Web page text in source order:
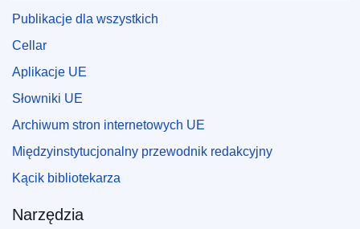
Publikacje dla wszystkich
Cellar
Aplikacje UE
Słowniki UE
Archiwum stron internetowych UE
Międzyinstytucjonalny przewodnik redakcyjny
Kącik bibliotekarza
Narzędzia